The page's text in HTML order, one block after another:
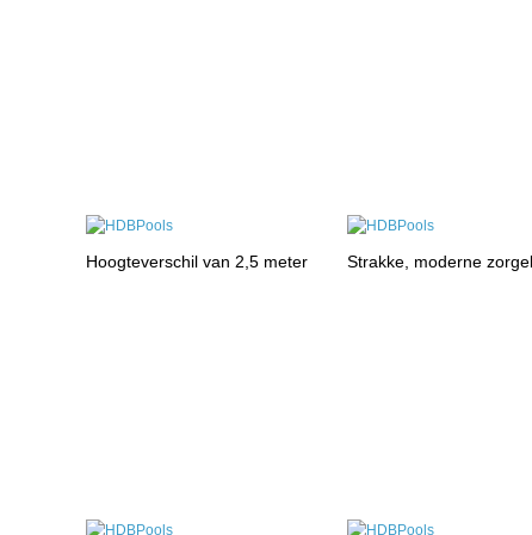
Hoogteverschil van 2,5 meter Strakke, moderne